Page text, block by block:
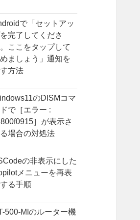
で「セットアッ
完了してくださ
ここをタップして
ましょう」通知を
方法
のDISMコマ
で［エラー :
］が表示さ
場合の対処法
の非表示にした
メニューを再表
る手順
500-MIのルーター機